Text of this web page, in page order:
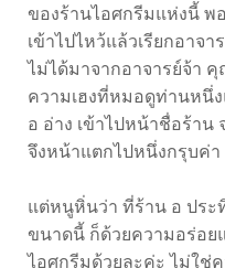
ของร้านไอศกรีมแห่งนี้ พ
เข้าไปไหว้แล้วเรียกอาจ
ไม่ได้มาจากอาจารย์จ้า
ความเฮงที่หมอดูท่านหนึ่
อ อ่าง เข้าไปหน้าชื่อร้า
จึงหน้าแตกไปหนึ่งกรุบค่า
แต่หนูหิ่นว่า ที่ร้าน อ ประ
ขนาดนี้ ก็ด้วยความอร่อย
ไอศกรีมด้วยละค่ะ ไม่ใช่ค